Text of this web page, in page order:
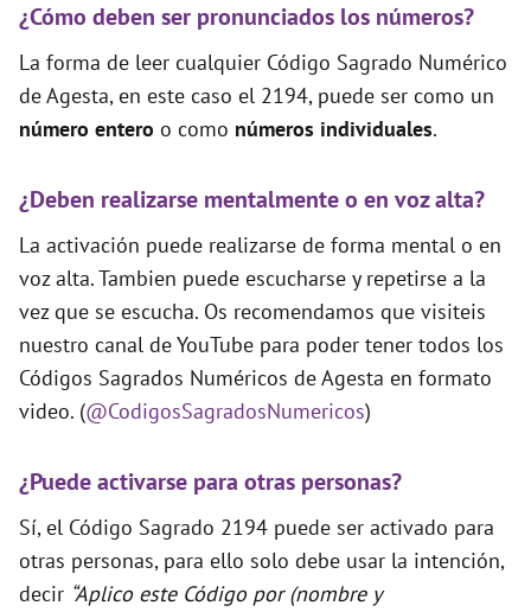
¿Cómo deben ser pronunciados los números?
La forma de leer cualquier Código Sagrado Numérico
de Agesta, en este caso el 2194, puede ser como un
número entero o como números individuales.
¿Deben realizarse mentalmente o en voz alta?
La activación puede realizarse de forma mental o en
voz alta. Tambien puede escucharse y repetirse a la
vez que se escucha. Os recomendamos que visiteis
nuestro canal de YouTube para poder tener todos los
Códigos Sagrados Numéricos de Agesta en formato
video. (@CodigosSagradosNumericos)
¿Puede activarse para otras personas?
Sí, el Código Sagrado 2194 puede ser activado para
otras personas, para ello solo debe usar la intención,
decir “Aplico este Código por (nombre y